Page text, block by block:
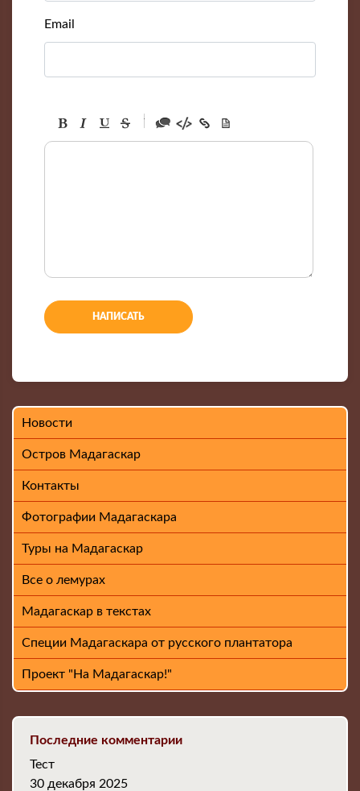
Email
-
-
Новости
Остров Мадагаскар
Контакты
Фотографии Мадагаскара
Туры на Мадагаскар
Все о лемурах
Мадагаскар в текстах
Специи Мадагаскара от русского плантатора
Проект "На Мадагаскар!"
Последние комментарии
Тест
30 декабря 2025